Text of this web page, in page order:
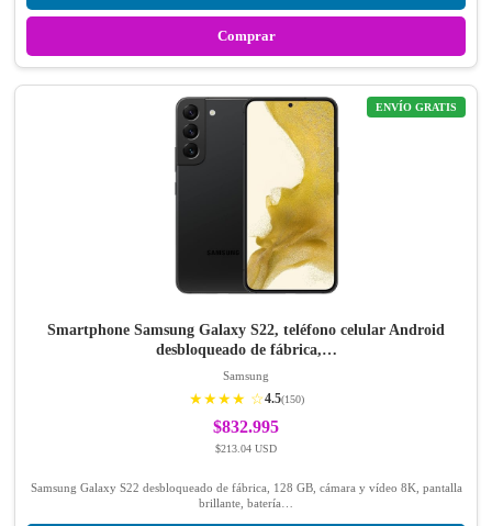
Comprar
ENVÍO GRATIS
Smartphone Samsung Galaxy S22, teléfono celular Android
desbloqueado de fábrica,…
Samsung
★★★★ ☆4.5(150)
$832.995
$213.04 USD
Samsung Galaxy S22 desbloqueado de fábrica, 128 GB, cámara y vídeo 8K, pantalla
brillante, batería…